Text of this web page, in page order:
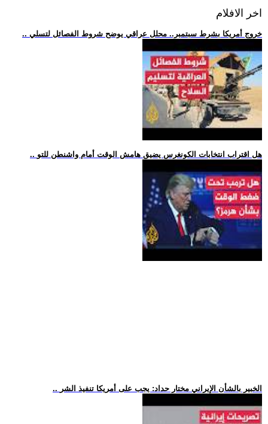
اخر الافلام
.. خروج أمريكا بشرط سبتمبر.. محلل عراقي يوضح شروط الفصائل لتسلي
.. هل اقتراب انتخابات الكونغرس يضيق هامش الوقت أمام واشنطن للتو
.. الخبير بالشأن الإيراني مختار حداد: يجب على أمريكا تنفيذ الشر